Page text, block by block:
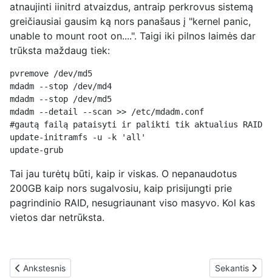
atnaujinti iinitrd atvaizdus, antraip perkrovus sistemą
greičiausiai gausim ką nors panašaus į "kernel panic,
unable to mount root on....". Taigi iki pilnos laimės dar
trūksta maždaug tiek:
pvremove /dev/md5
mdadm --stop /dev/md4
mdadm --stop /dev/md5
mdadm --detail --scan >> /etc/mdadm.conf
#gautą failą pataisyti ir palikti tik aktualius RAID
update-initramfs -u -k 'all'
update-grub
Tai jau turėtų būti, kaip ir viskas. O nepanaudotus
200GB kaip nors sugalvosiu, kaip prisijungti prie
pagrindinio RAID, nesugriaunant viso masyvo. Kol kas
vietos dar netrūksta.
Previous article: Sidabrinė juosta roboto siurblio apsaugai, nuo
Ankstesnis Next article:
Sekantis